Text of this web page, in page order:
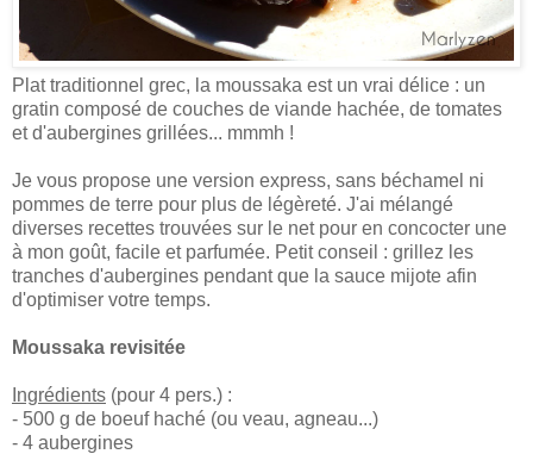
Plat traditionnel grec, la moussaka est un vrai délice : un
gratin composé de couches de viande hachée, de tomates
et d'aubergines grillées... mmmh !
Je vous propose une version express, sans béchamel ni
pommes de terre pour plus de légèreté. J'ai mélangé
diverses recettes trouvées sur le net pour en concocter une
à mon goût, facile et parfumée. Petit conseil : grillez les
tranches d'aubergines pendant que la sauce mijote afin
d'optimiser votre temps.
Moussaka revisitée
Ingrédients (pour 4 pers.) :
- 500 g de boeuf haché (ou veau, agneau...)
- 4 aubergines